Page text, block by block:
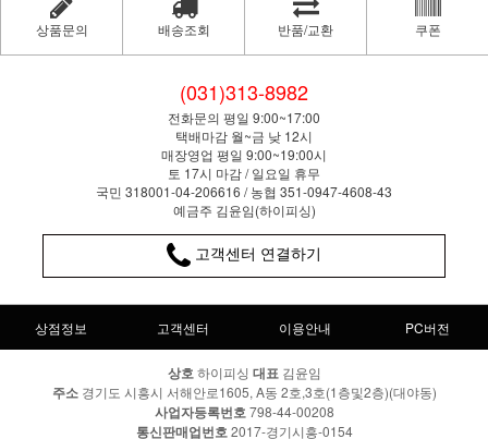
상품문의 배송조회 반품/교환 쿠폰
(031)313-8982
전화문의 평일 9:00~17:00
택배마감 월~금 낮 12시
매장영업 평일 9:00~19:00시
토 17시 마감 / 일요일 휴무
국민 318001-04-206616 / 농협 351-0947-4608-43
예금주 김윤임(하이피싱)
고객센터 연결하기
상점정보 고객센터 이용안내 PC버전
상호 하이피싱 대표 김윤임
주소경기도 시흥시 서해안로1605, A동 2호,3호(1층및2층)(대야동)
사업자등록번호 798-44-00208
통신판매업번호 2017-경기시흥-0154